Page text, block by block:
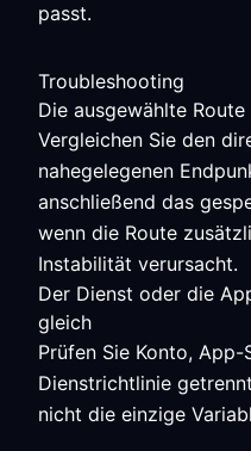
passt.
Troubleshooting
Die ausgewählte
Vergleichen Sie den
nahegelegenen
anschließend das
wenn die Route
Instabilität verursacht.
Der Dienst oder die
gleich
Prüfen Sie Konto,
Dienstrichtlinie
nicht die einzige